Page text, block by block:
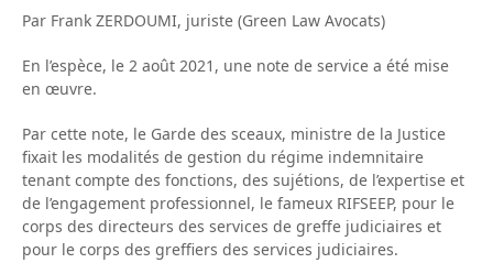
Par Frank ZERDOUMI, juriste (Green Law Avocats)
En l’espèce, le 2 août 2021, une note de service a été mise
en œuvre.
Par cette note, le Garde des sceaux, ministre de la Justice
fixait les modalités de gestion du régime indemnitaire
tenant compte des fonctions, des sujétions, de l’expertise et
de l’engagement professionnel, le fameux RIFSEEP, pour le
corps des directeurs des services de greffe judiciaires et
pour le corps des greffiers des services judiciaires.